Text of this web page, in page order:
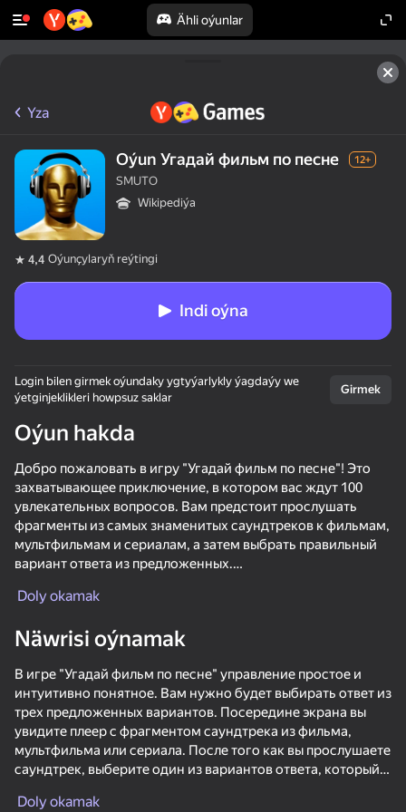
Ähli oýunlar
Bu oýun diňe peýza
ugry goldaýar
Oýun
Escape from the Laser
34
60
42
Yza
Oýun Угадай фильм по песне 12+
SMUTO
Wikipediýa
4,4 Oýunçylaryň reýtingi
Indi oýna
Login bilen girmek oýundaky ygtyýarlykly ýagdaýy we
ýetginjeklikleri howpsuz saklar
Girmek
Oýun hakda
Добро пожаловать в игру "Угадай фильм по песне"! Это
захватывающее приключение, в котором вас ждут 100
увлекательных вопросов. Вам предстоит прослушать
фрагменты из самых знаменитых саундтреков к фильмам,
мультфильмам и сериалам, а затем выбрать правильный
вариант ответа из предложенных.
Сможете ли вы угадать фильм, основываясь только на
кинематографического мира, вспоминая любимые
Не упустите шанс проверить себя и соревноваться с
друзьями!
Doly okamak
Näwrisi oýnamak
В игре "Угадай фильм по песне" управление простое и
интуитивно понятное. Вам нужно будет выбирать ответ из
трех предложенных вариантов. Посередине экрана вы
увидите плеер с фрагментом саундтрека из фильма,
мультфильма или сериала. После того как вы прослушаете
саундтрек, выберите один из вариантов ответа, который,
Doly okamak